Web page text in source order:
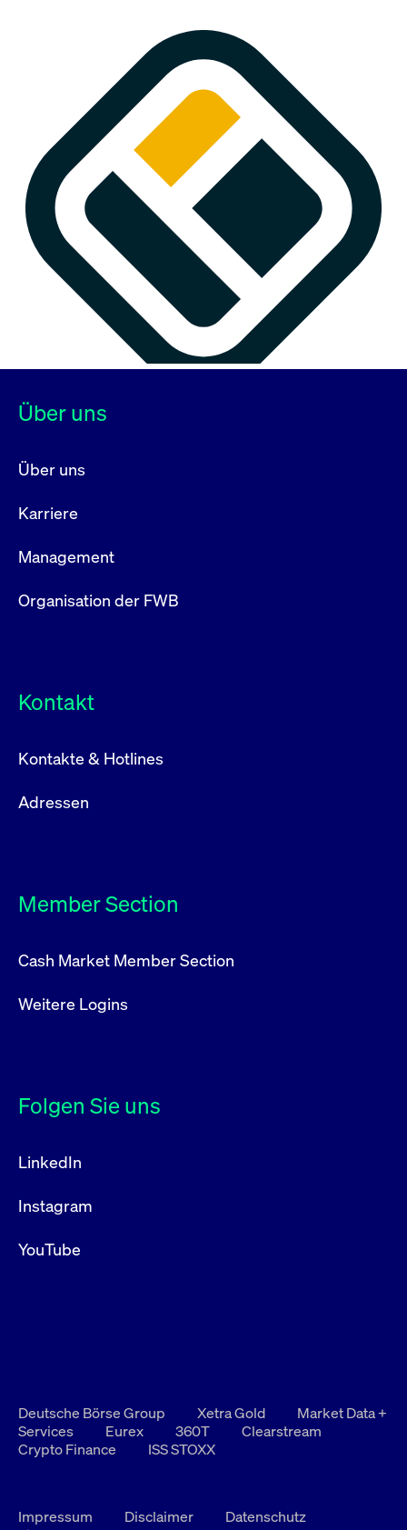
Über uns
Über uns
Karriere
Management
Organisation der FWB
Kontakt
Kontakte & Hotlines
Adressen
Member Section
Cash Market Member Section
Weitere Logins
Folgen Sie uns
LinkedIn
Instagram
YouTube
Deutsche Börse Group Xetra Gold
Market Data +
Services
Eurex 360T
Clearstream
Crypto Finance
ISS STOXX
Impressum Disclaimer
Datenschutz